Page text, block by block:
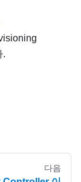
.
다음